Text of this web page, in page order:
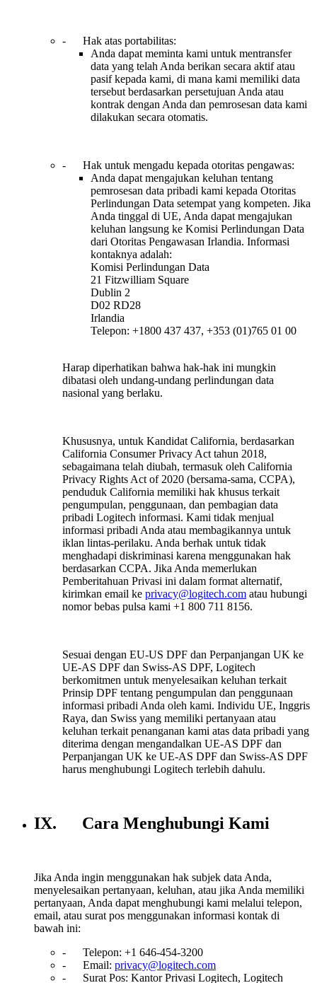
- Hak atas portabilitas:
Anda dapat meminta kami untuk mentransfer
data yang telah Anda berikan secara aktif atau
pasif kepada kami, di mana kami memiliki data
tersebut berdasarkan persetujuan Anda atau
kontrak dengan Anda dan pemrosesan data kami
dilakukan secara otomatis.
- Hak untuk mengadu kepada otoritas pengawas:
Anda dapat mengajukan keluhan tentang
pemrosesan data pribadi kami kepada Otoritas
Perlindungan Data setempat yang kompeten. Jika
Anda tinggal di UE, Anda dapat mengajukan
keluhan langsung ke Komisi Perlindungan Data
dari Otoritas Pengawasan Irlandia. Informasi
kontaknya adalah:
Komisi Perlindungan Data
21 Fitzwilliam Square
Dublin 2
D02 RD28
Irlandia
Telepon: +1800 437 437, +353 (01)765 01 00
Harap diperhatikan bahwa hak-hak ini mungkin
dibatasi oleh undang-undang perlindungan data
nasional yang berlaku.
Khususnya, untuk Kandidat California, berdasarkan
California Consumer Privacy Act tahun 2018,
sebagaimana telah diubah, termasuk oleh California
Privacy Rights Act of 2020 (bersama-sama, CCPA),
penduduk California memiliki hak khusus terkait
pengumpulan, penggunaan, dan pembagian data
pribadi Logitech informasi. Kami tidak menjual
informasi pribadi Anda atau membagikannya untuk
iklan lintas-perilaku. Anda berhak untuk tidak
menghadapi diskriminasi karena menggunakan hak
berdasarkan CCPA. Jika Anda memerlukan
Pemberitahuan Privasi ini dalam format alternatif,
kirimkan email ke privacy@logitech.com atau hubungi
nomor bebas pulsa kami +1 800 711 8156.
Sesuai dengan EU-US DPF dan Perpanjangan UK ke
UE-AS DPF dan Swiss-AS DPF, Logitech
berkomitmen untuk menyelesaikan keluhan terkait
Prinsip DPF tentang pengumpulan dan penggunaan
informasi pribadi Anda oleh kami. Individu UE, Inggris
Raya, dan Swiss yang memiliki pertanyaan atau
keluhan terkait penanganan kami atas data pribadi yang
diterima dengan mengandalkan UE-AS DPF dan
Perpanjangan UK ke UE-AS DPF dan Swiss-AS DPF
harus menghubungi Logitech terlebih dahulu.
IX. Cara Menghubungi Kami
Jika Anda ingin menggunakan hak subjek data Anda,
menyelesaikan pertanyaan, keluhan, atau jika Anda memiliki
pertanyaan, Anda dapat menghubungi kami melalui telepon,
email, atau surat pos menggunakan informasi kontak di
bawah ini:
- Telepon: +1 646-454-3200
- Email: privacy@logitech.com
- Surat Pos: Kantor Privasi Logitech, Logitech